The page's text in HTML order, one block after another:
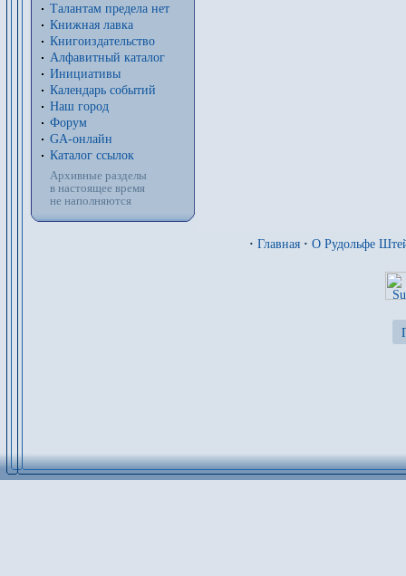
Талантам предела нет
Книжная лавка
Книгоиздательство
Алфавитный каталог
Инициативы
Календарь событий
Наш город
Форум
GA-онлайн
Каталог ссылок
Архивные разделы
в настоящее время
не наполняются
· Главная · О Рудольфе